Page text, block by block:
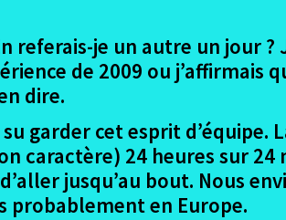
referais-je un autre un jour ?
de 2009 ou j’affirmais
dire.
garder cet esprit d’équipe.
caractère) 24 heures sur 24
jusqu’au bout. Nous
probablement en Europe.